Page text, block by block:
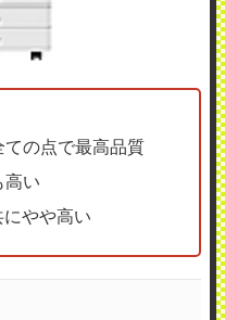
の点で最高品質
い
やや高い